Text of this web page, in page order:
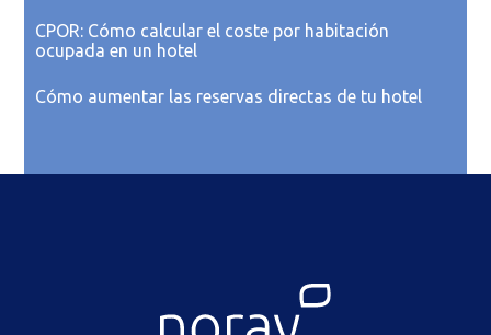
CPOR: Cómo calcular el coste por habitación
ocupada en un hotel
Cómo aumentar las reservas directas de tu hotel